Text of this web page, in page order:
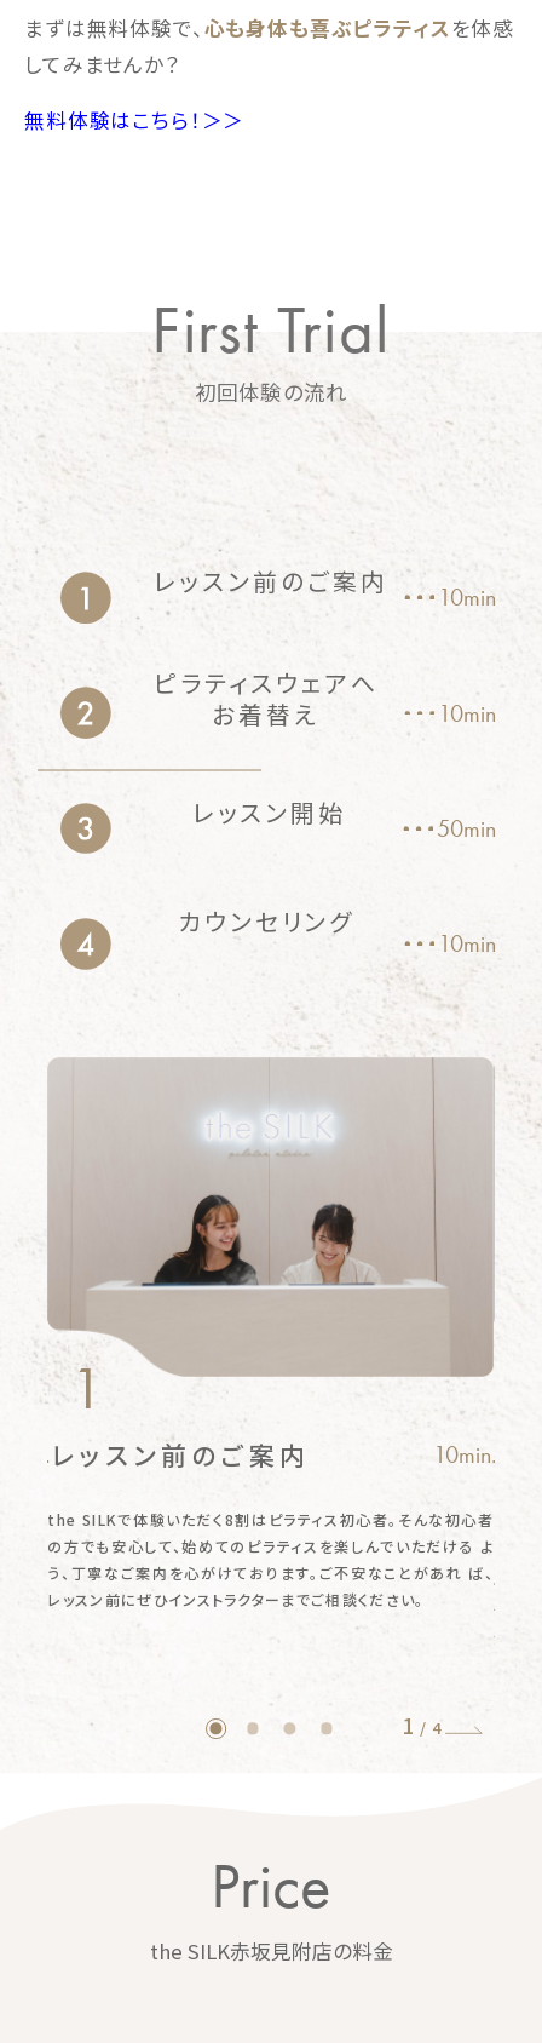
まずは無料体験で、 心も身体も喜ぶピラティス を体感
してみませんか？
無料体験はこちら！＞＞
First Trial
初回体験の流れ
レッスン前のご案内 10min
ピラティスウェアへ
お着替え
10min
レッスン開始 50min
カウンセリング
10min
1
レッスン前のご案内 10min.
the SILKで体験いただく8割はピラティス初心者。そんな初心者
の方でも安心して、始めてのピラティスを楽しんでいただける よ
う、丁寧なご案内を心がけております。ご不安なことがあれ ば、
レッスン前にぜひインストラクターまでご相談ください。
付」
せん
気軽
1 / 4
Price
the SILK赤坂見附店の料金